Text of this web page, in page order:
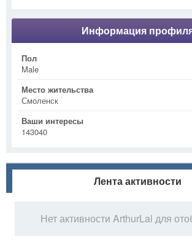
Информация
Пол
Male
Место жительства
Смоленск
Ваши интересы
143040
Лента активности
Нет активности ArthurLal для